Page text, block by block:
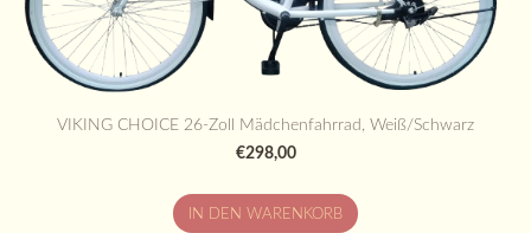
VIKING CHOICE 26-Zoll Mädchenfahrrad, Weiß/Schwarz
€298,00
IN DEN WARENKORB